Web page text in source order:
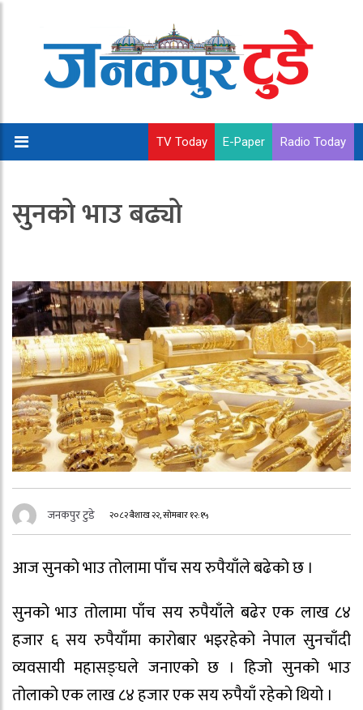
TV Today E-Paper Radio Today
सुनको भाउ बढ्यो
जनकपुर टुडे २०८२ बैशाख २२, सोमबार १२:१५
आज सुनको भाउ तोलामा पाँच सय रुपैयाँले बढेको छ ।
सुनको भाउ तोलामा पाँच सय रुपैयाँले बढेर एक लाख ८४
हजार ६ सय रुपैयाँमा कारोबार भइरहेको नेपाल सुनचाँदी
व्यवसायी महासङ्घले जनाएको छ । हिजो सुनको भाउ
तोलाको एक लाख ८४ हजार एक सय रुपैयाँ रहेकाे थियो ।